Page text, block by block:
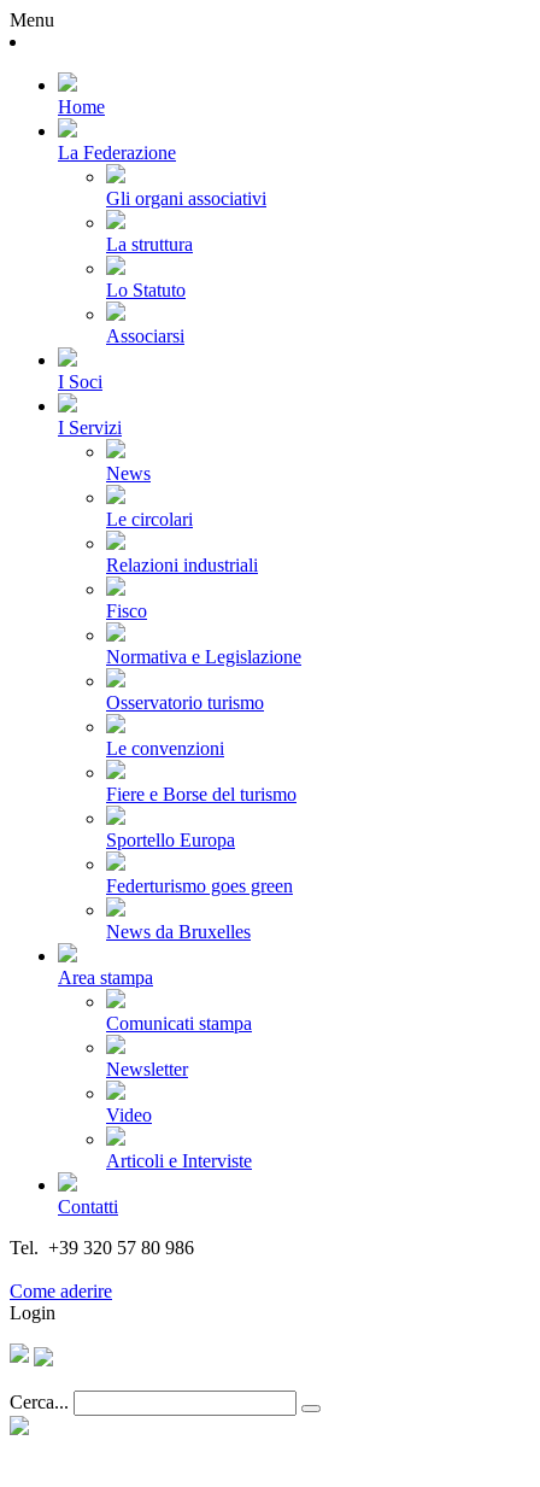
Menu
Home
La Federazione
Gli organi associativi
La struttura
Lo Statuto
Associarsi
I Soci
I Servizi
News
Le circolari
Relazioni industriali
Fisco
Normativa e Legislazione
Osservatorio turismo
Le convenzioni
Fiere e Borse del turismo
Sportello Europa
Federturismo goes green
News da Bruxelles
Area stampa
Comunicati stampa
Newsletter
Video
Articoli e Interviste
Contatti
Tel. +39 320 57 80 986
Come aderire
Login
Cerca...